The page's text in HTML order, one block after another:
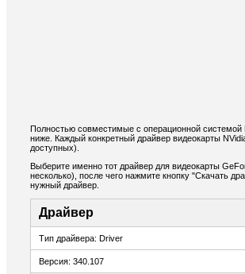
Полностью совместимые с операционной
ниже. Каждый конкретный драйвер видеокарты
доступных).
Выберите именно тот драйвер для видеокарты
несколько), после чего нажмите кнопку "Скачать
нужный драйвер.
Драйвер
Тип драйвера: Driver
Версия: 340.107